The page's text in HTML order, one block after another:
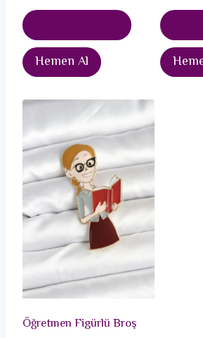
Hemen Al
Öğretmen Figürlü Broş